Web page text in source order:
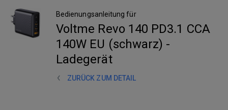
Bedienungsanleitung für
Voltme Revo 140 PD3.1 CCA
140W EU (schwarz) -
Ladegerät
ZURÜCK ZUM DETAIL